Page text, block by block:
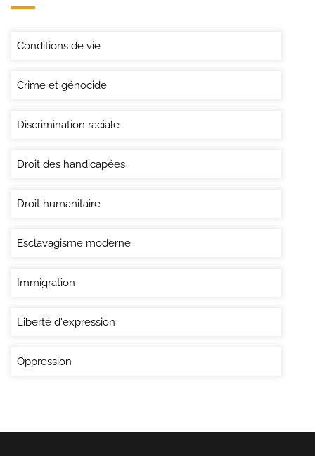
Conditions de vie
Crime et génocide
Discrimination raciale
Droit des handicapées
Droit humanitaire
Esclavagisme moderne
Immigration
Liberté d'expression
Oppression